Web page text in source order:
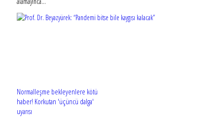
Normalleşme bekleyenlere kötü
haber! Korkutan 'üçüncü dalga'
uyarısı